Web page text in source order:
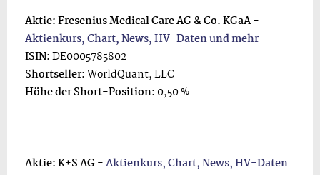
Aktie: Fresenius Medical Care AG & Co. KGaA -
Aktienkurs, Chart, News, HV-Daten und mehr
ISIN:DE0005785802
Shortseller:WorldQuant, LLC
Höhe der Short-Position: 0,50 %
------------------
Aktie: K+S AG -Aktienkurs, Chart, News, HV-Daten